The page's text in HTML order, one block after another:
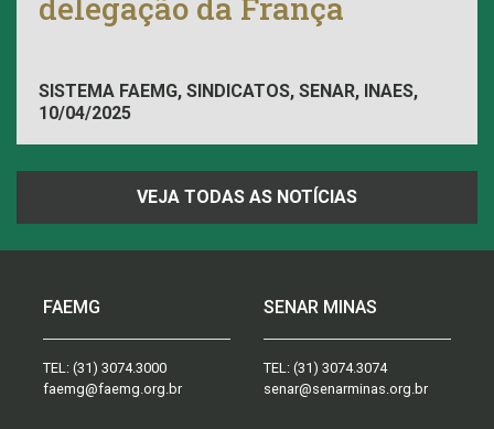
delegação da França
SISTEMA FAEMG, SINDICATOS, SENAR, INAES,
FAEMG
10/04/2025
VEJA TODAS AS NOTÍCIAS
FAEMG
TEL: (31) 3074.3000
faemg@faemg.org.br
SENAR MINAS
TEL: (31) 3074.3074
senar@senarminas.org.br